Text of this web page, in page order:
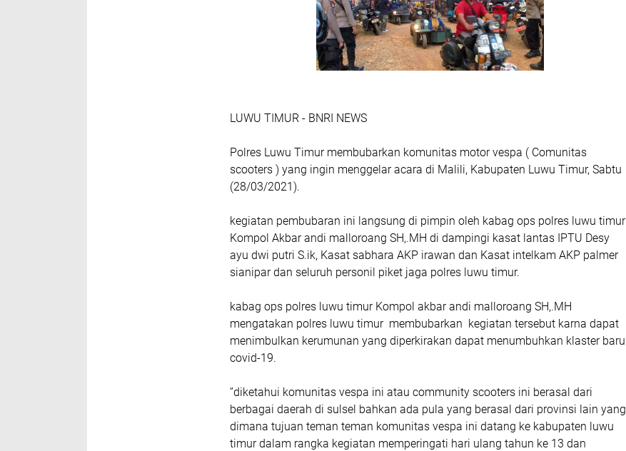
LUWU TIMUR - BNRI NEWS
Polres Luwu Timur membubarkan komunitas motor vespa ( Comunitas
scooters ) yang ingin menggelar acara di Malili, Kabupaten Luwu Timur, Sabtu
(28/03/2021).
kegiatan pembubaran ini langsung di pimpin oleh kabag ops polres luwu timur
Kompol Akbar andi malloroang SH,.MH di dampingi kasat lantas IPTU Desy
ayu dwi putri S.ik, Kasat sabhara AKP irawan dan Kasat intelkam AKP palmer
sianipar dan seluruh personil piket jaga polres luwu timur.
kabag ops polres luwu timur Kompol akbar andi malloroang SH,.MH
mengatakan polres luwu timur membubarkan kegiatan tersebut karna dapat
menimbulkan kerumunan yang diperkirakan dapat menumbuhkan klaster baru
covid-19.
‘’diketahui komunitas vespa ini atau community scooters ini berasal dari
berbagai daerah di sulsel bahkan ada pula yang berasal dari provinsi lain yang
dimana tujuan teman teman komunitas vespa ini datang ke kabupaten luwu
timur dalam rangka kegiatan memperingati hari ulang tahun ke 13 dan